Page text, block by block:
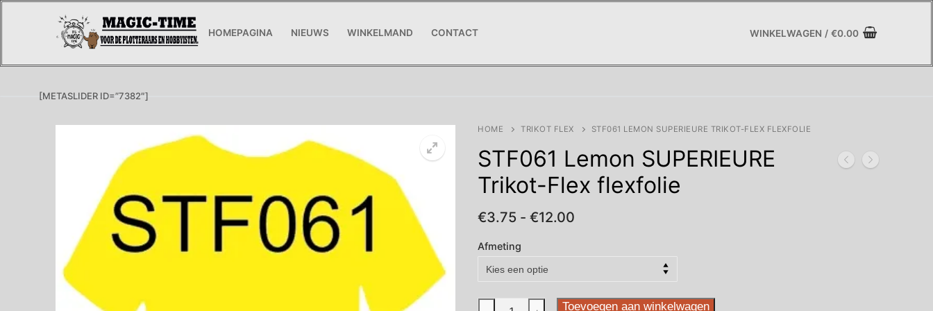
HOMEPAGINA NIEUWS WINKELMAND CONTACT WINKELWAGEN / €0.00
[METASLIDER ID=”7382″]
HOME TRIKOT FLEX STF061 LEMON SUPERIEURE TRIKOT-FLEX FLEXFOLIE
STF061 Lemon SUPERIEURE
Trikot-Flex flexfolie
€3.75 - €12.00
Afmeting
STF061
Toevoegen aan winkelwagen